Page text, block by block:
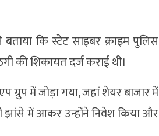
कि स्टेट साइबर क्राइम पुलिस
की शिकायत दर्ज कराई थी।
ग्रुप में जोड़ा गया, जहां शेयर बाजार में
झांसे में आकर उन्होंने निवेश किया और